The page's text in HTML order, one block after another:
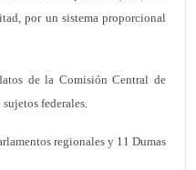
por un sistema proporcional
de la Comisión Central de
federales.
regionales y 11 Dumas